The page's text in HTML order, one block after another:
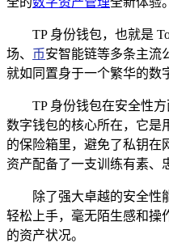
TP 身份钱包，也就是
场、 币安智能链等多条主流
就如同置身于一个繁华的数
TP 身份钱包在安全性
数字钱包的核心所在，它是
的保险箱里，避免了私钥在
资产配备了一支训练有素、
除了强大卓越的安全性
轻松上手，毫无陌生感和操
的资产状况。